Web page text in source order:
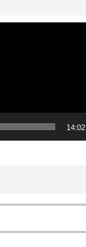
14:02